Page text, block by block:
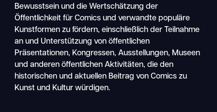
Bewusstsein und die Wertschätzung der
Öffentlichkeit für Comics und verwandte populäre
Kunstformen zu fördern, einschließlich der Teilnahme
an und Unterstützung von öffentlichen
Präsentationen, Kongressen, Ausstellungen, Museen
und anderen öffentlichen Aktivitäten, die den
historischen und aktuellen Beitrag von Comics zu
Kunst und Kultur würdigen.